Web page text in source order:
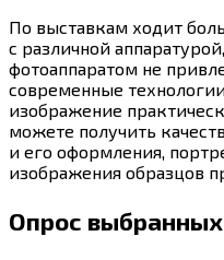
По выставкам ходит
с различной
фотоаппаратом не
современные
изображение
можете получить
и его оформления,
изображения образцов
Опрос